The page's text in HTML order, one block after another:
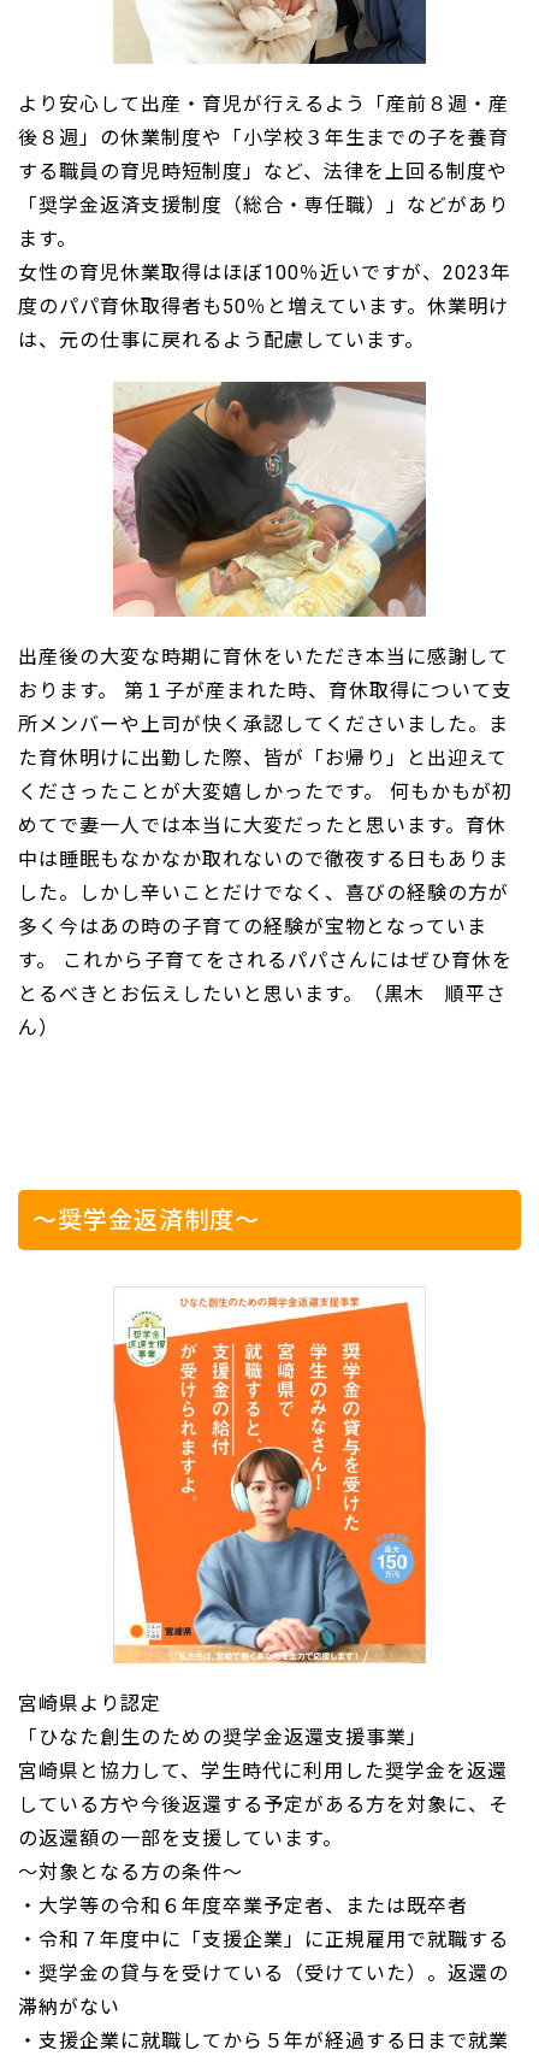
より安心して出産・育児が行えるよう「産前８週・産
後８週」の休業制度や「小学校３年生までの子を養育
する職員の育児時短制度」など、法律を上回る制度や
「奨学金返済支援制度（総合・専任職）」などがあり
ます。
女性の育児休業取得はほぼ100％近いですが、2023年
度のパパ育休取得者も50％と増えています。休業明け
は、元の仕事に戻れるよう配慮しています。
出産後の大変な時期に育休をいただき本当に感謝して
おります。 第１子が産まれた時、育休取得について支
所メンバーや上司が快く承認してくださいました。ま
た育休明けに出勤した際、皆が「お帰り」と出迎えて
くださったことが大変嬉しかったです。 何もかもが初
めてで妻一人では本当に大変だったと思います。育休
中は睡眠もなかなか取れないので徹夜する日もありま
した。しかし辛いことだけでなく、喜びの経験の方が
多く今はあの時の子育ての経験が宝物となっていま
す。 これから子育てをされるパパさんにはぜひ育休を
とるべきとお伝えしたいと思います。（黒木 順平さ
ん）
～奨学金返済制度～
宮崎県より認定
「ひなた創生のための奨学金返還支援事業」
宮崎県と協力して、学生時代に利用した奨学金を返還
している方や今後返還する予定がある方を対象に、そ
の返還額の一部を支援しています。
～対象となる方の条件～
・大学等の令和６年度卒業予定者、または既卒者
・令和７年度中に「支援企業」に正規雇用で就職する
・奨学金の貸与を受けている（受けていた）。返還の
滞納がない
・支援企業に就職してから５年が経過する日まで就業